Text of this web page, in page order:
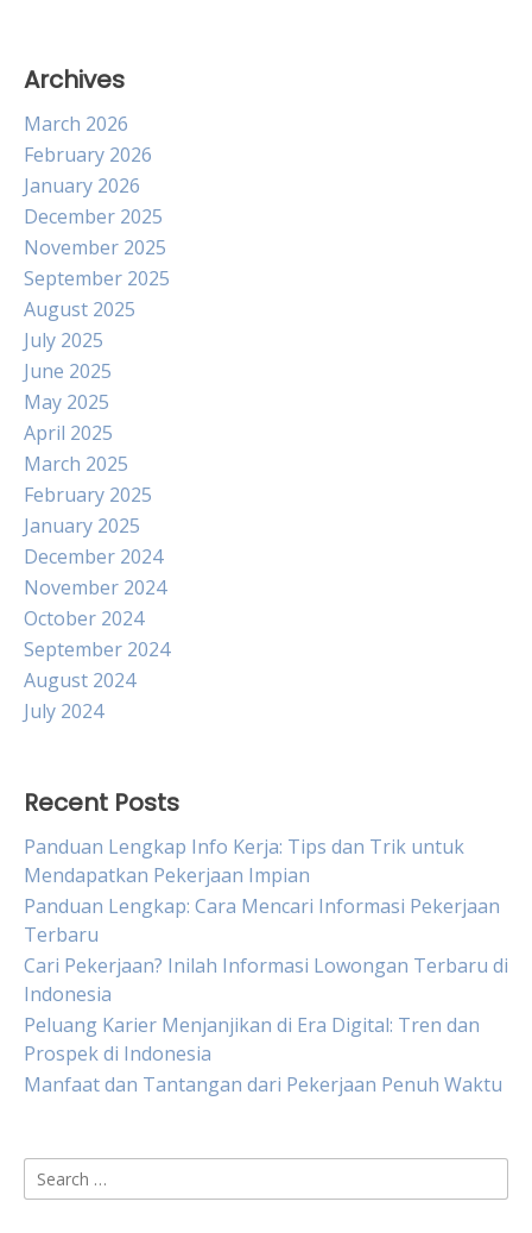
Archives
March 2026
February 2026
January 2026
December 2025
November 2025
September 2025
August 2025
July 2025
June 2025
May 2025
April 2025
March 2025
February 2025
January 2025
December 2024
November 2024
October 2024
September 2024
August 2024
July 2024
Recent Posts
Panduan Lengkap Info Kerja: Tips dan Trik untuk
Mendapatkan Pekerjaan Impian
Panduan Lengkap: Cara Mencari Informasi Pekerjaan
Terbaru
Cari Pekerjaan? Inilah Informasi Lowongan Terbaru di
Indonesia
Peluang Karier Menjanjikan di Era Digital: Tren dan
Prospek di Indonesia
Manfaat dan Tantangan dari Pekerjaan Penuh Waktu
Search
for: